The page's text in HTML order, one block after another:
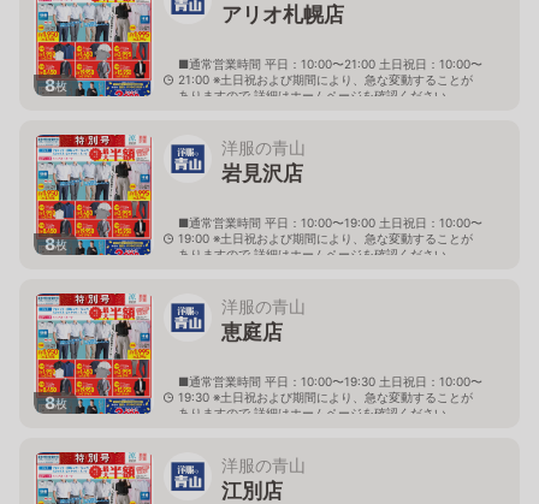
8枚
アリオ札幌店
■通常営業時間 平日：10:00〜21:00 土日祝日：10:00〜
21:00 ※土日祝および期間により、急な変動することが
ありますので 詳細はホームページを確認ください
8枚
洋服の青山
岩見沢店
■通常営業時間 平日：10:00〜19:00 土日祝日：10:00〜
19:00 ※土日祝および期間により、急な変動することが
ありますので 詳細はホームページを確認ください
8枚
洋服の青山
恵庭店
■通常営業時間 平日：10:00〜19:30 土日祝日：10:00〜
19:30 ※土日祝および期間により、急な変動することが
ありますので 詳細はホームページを確認ください
洋服の青山
江別店